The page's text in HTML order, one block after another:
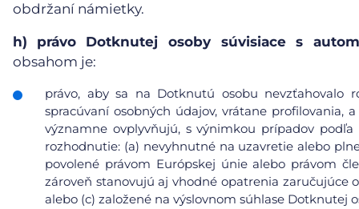
obdržaní námietky.
h)
právo Dotknutej osoby súvisiace s
obsahom je:
právo, aby sa na Dotknutú osobu nevzťahovalo
spracúvaní osobných údajov, vrátane
významne ovplyvňujú, s výnimkou prípadov
rozhodnutie: (a) nevyhnutné na uzavretie alebo
povolené právom Európskej únie alebo právom
zároveň stanovujú aj vhodné opatrenia zaručujúce
alebo (c) založené na výslovnom súhlase Dotknutej